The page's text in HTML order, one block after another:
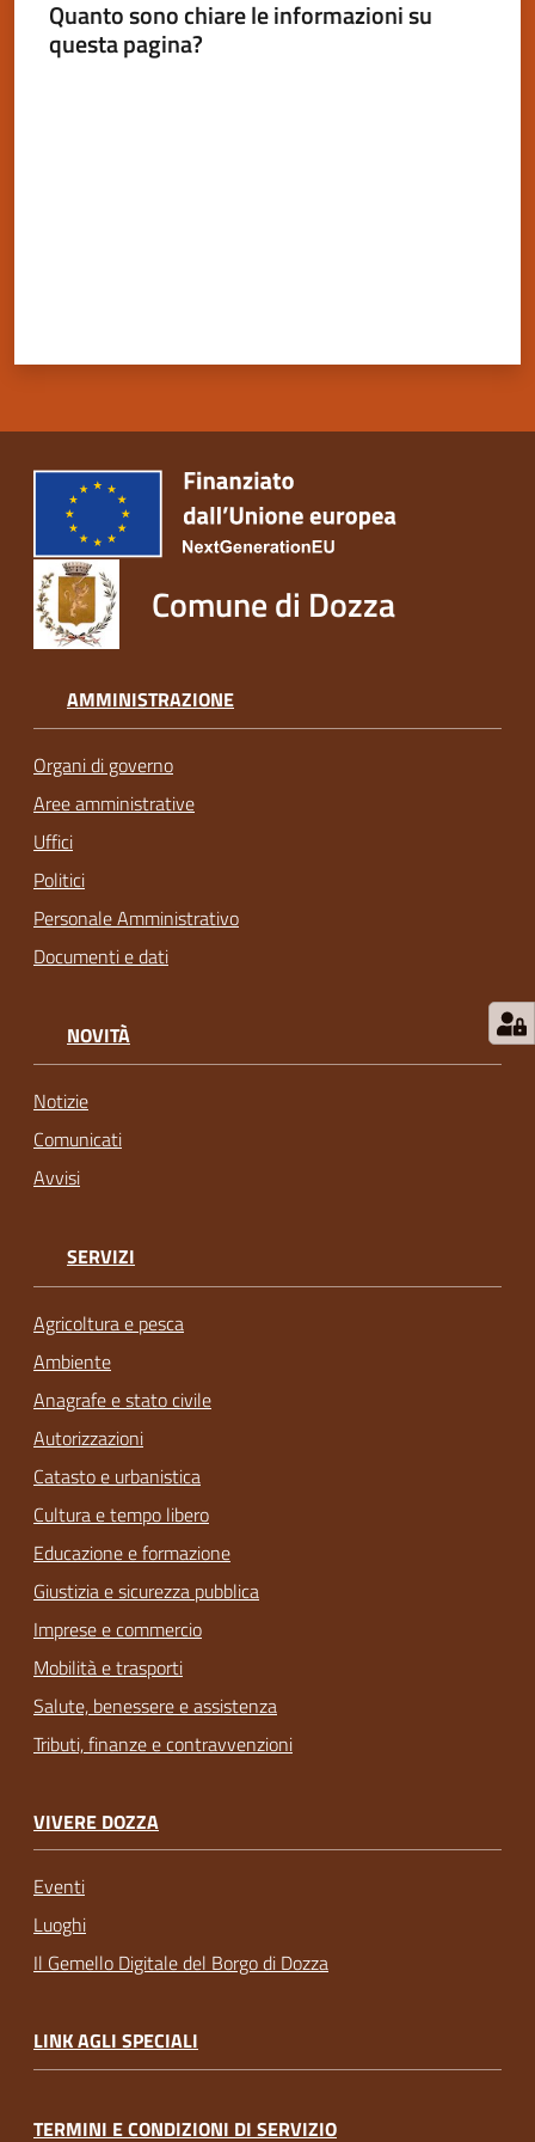
su
Quanto sono chiare le informazioni su
questa pagina?
Comune di Dozza
AMMINISTRAZIONE
Organi di governo
Aree amministrative
Uffici
Politici
Personale Amministrativo
Documenti e dati
NOVITÀ
Notizie
Comunicati
Avvisi
SERVIZI
Agricoltura e pesca
Ambiente
Anagrafe e stato civile
Autorizzazioni
Catasto e urbanistica
Cultura e tempo libero
Educazione e formazione
Giustizia e sicurezza pubblica
Imprese e commercio
Mobilità e trasporti
Salute, benessere e assistenza
Tributi, finanze e contravvenzioni
VIVERE DOZZA
Eventi
Luoghi
Il Gemello Digitale del Borgo di Dozza
LINK AGLI SPECIALI
TERMINI E CONDIZIONI DI SERVIZIO